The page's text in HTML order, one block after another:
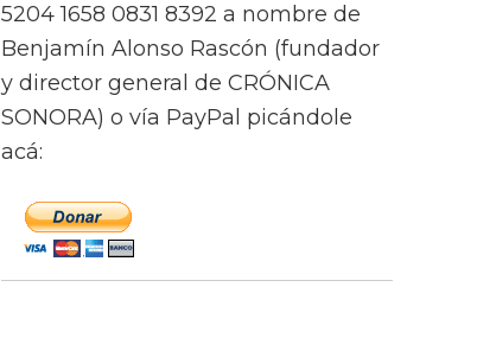
5204 1658 0831 8392 a nombre de
Benjamín Alonso Rascón (fundador
y director general de CRÓNICA
SONORA) o vía PayPal picándole
acá: